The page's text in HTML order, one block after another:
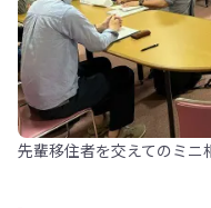
先輩移住者を交えてのミニ